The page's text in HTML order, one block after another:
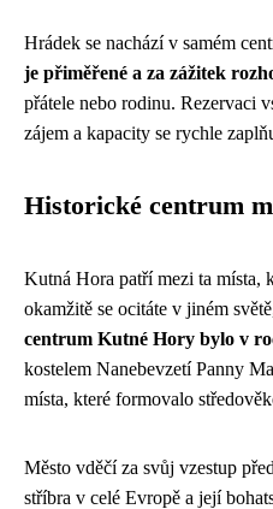
Hrádek se nachází v samém
je přiměřené a za zážitek
přátele nebo rodinu. Rezervaci
zájem a kapacity se rychle
Historické centrum
Kutná Hora patří mezi ta místa,
okamžitě se ocitáte v jiném
centrum Kutné Hory bylo v
kostelem Nanebevzetí Panny
místa, které formovalo
Město vděčí za svůj vzestup
stříbra v celé Evropě a její